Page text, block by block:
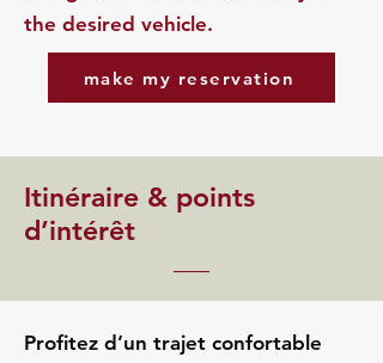
the desired vehicle.
make my reservation
Itinéraire & points
d’intérêt
Profitez d’un trajet confortable